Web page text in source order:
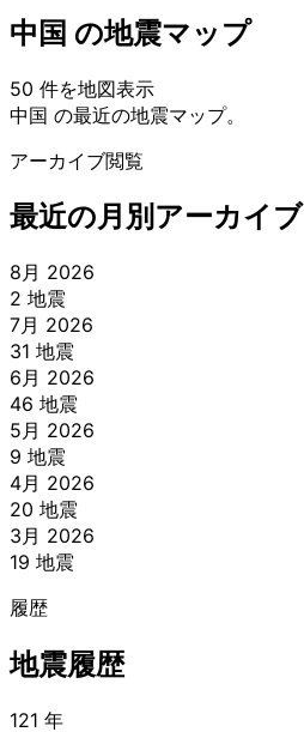
中国 の地震マップ
50 件を地図表示
+
−
中国 の最近の地震マップ。
アーカイブ閲覧
最近の月別アーカイブ
8月 2026
2 地震
7月 2026
31 地震
6月 2026
46 地震
5月 2026
9 地震
4月 2026
20 地震
3月 2026
19 地震
履歴
地震履歴
121 年